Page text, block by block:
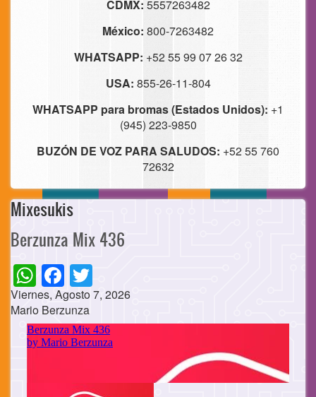
CDMX: 5557263482
México: 800-7263482
WHATSAPP: +52 55 99 07 26 32
USA: 855-26-11-804
WHATSAPP para bromas (Estados Unidos): +1
(945) 223-9850
BUZÓN DE VOZ PARA SALUDOS: +52 55 760
72632
Mixesukis
Berzunza Mix 436
WhatsApp
Facebook
Viernes, Agosto 7, 2026
Mario Berzunza
Cuerpo